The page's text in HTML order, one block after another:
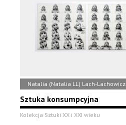
Natalia (Natalia LL) Lach-Lachowicz
Sztuka konsumpcyjna
Kolekcja Sztuki XX i XXI wieku